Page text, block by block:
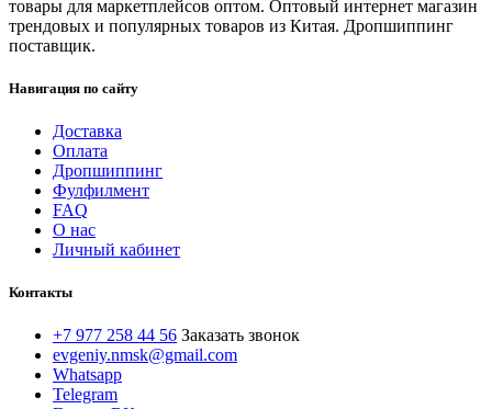
товары для маркетплейсов оптом. Оптовый интернет магазин
трендовых и популярных товаров из Китая. Дропшиппинг
поставщик.
Навигация по сайту
Доставка
Оплата
Дропшиппинг
Фулфилмент
FAQ
О нас
Личный кабинет
Контакты
+7 977 258 44 56 Заказать звонок
evgeniy.nmsk@gmail.com
Whatsapp
Telegram